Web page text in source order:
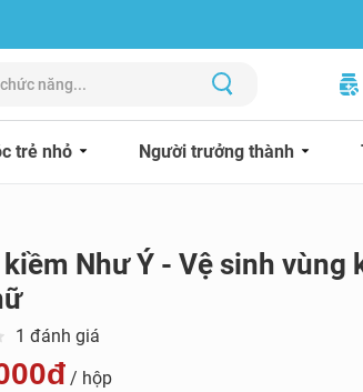
trẻ nhỏ Người trưởng thành
Như Ý - Vệ sinh vùng
1 đánh giá
/ hộp